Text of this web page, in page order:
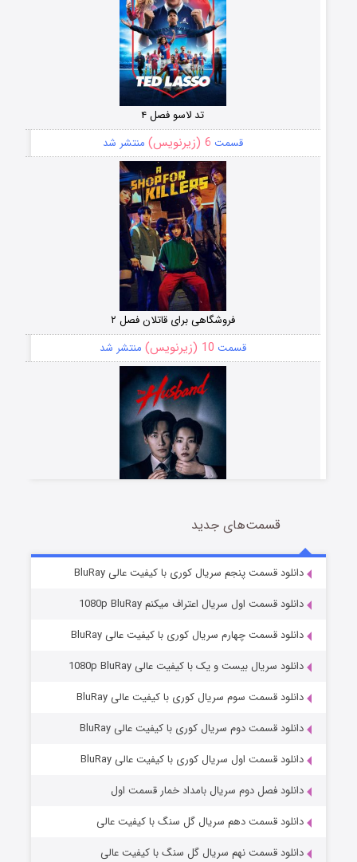
تد لاسو فصل ۴
قسمت 6 (زیرنویس) منتشر شد
فروشگاهی برای قاتلان فصل ۲
قسمت 10 (زیرنویس) منتشر شد
قسمت8 (زیرنویس) منتشر شد
عملیات آپارتمان
قسمت2 (زیرنویس) منتشر شد
قسمت‌های جدید
دانلود قسمت پنجم سریال کوری با کیفیت عالی BluRay
دانلود قسمت اول سریال اعتراف میکنم 1080p BluRay
دانلود قسمت چهارم سریال کوری با کیفیت عالی BluRay
دانلود سریال بیست و یک با کیفیت عالی 1080p BluRay
دانلود قسمت سوم سریال کوری با کیفیت عالی BluRay
دانلود قسمت دوم سریال کوری با کیفیت عالی BluRay
دانلود قسمت اول سریال کوری با کیفیت عالی BluRay
دانلود فصل دوم سریال بامداد خمار قسمت اول
دانلود قسمت دهم سریال گل سنگ با کیفیت عالی
دانلود قسمت نهم سریال گل سنگ با کیفیت عالی